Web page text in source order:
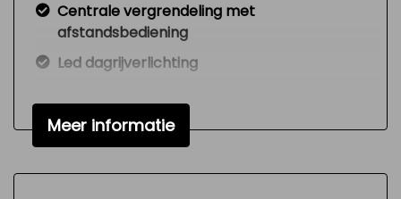
Centrale vergrendeling met
afstandsbediening
Led dagrijverlichting
Metaalkleur
Mistlampen voor
Meer informatie